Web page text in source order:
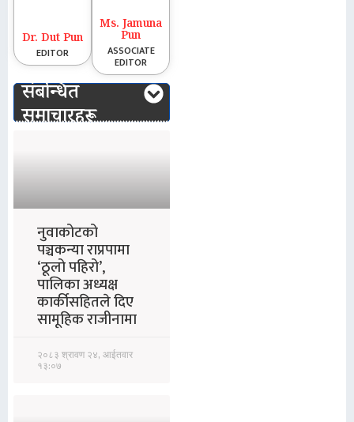
Dr. Dut Pun
EDITOR
Ms. Jamuna
Pun
ASSOCIATE
EDITOR
संबन्धित
समाचारहरू
नुवाकोटको
पञ्चकन्या राप्रपामा
‘ठूलो पहिरो’,
पालिका अध्यक्ष
कार्कीसहितले दिए
सामूहिक राजीनामा
२०८३ श्रावण २४, आईतवार
१३:०७